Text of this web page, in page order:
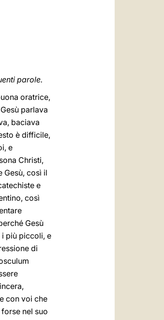
parole.
oratrice,
parlava
baciava
è difficile,
e
Christi,
Gesù, così il
e
così
Gesù
più piccoli, e
di
con voi che
nel suo